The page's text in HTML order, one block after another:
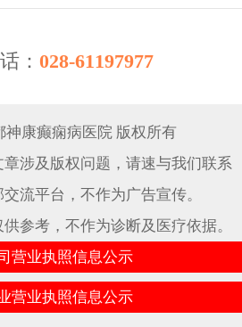
： 028-61197977
神康癫痫病医院 版权所有
涉及版权问题，请速与我们联系
流平台，不作为广告宣传。
参考，不作为诊断及医疗依据。
营业执照信息公示
营业执照信息公示